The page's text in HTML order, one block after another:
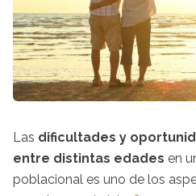
Las dificultades y
entre distintas edades en
poblacional es uno de los